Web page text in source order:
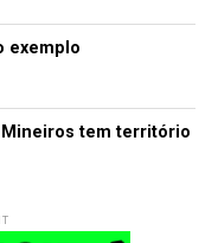
exemplo
tem território